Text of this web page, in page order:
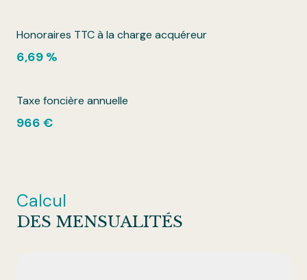
Honoraires TTC à la charge acquéreur
6,69 %
Taxe foncière annuelle
966 €
Calcul
DES MENSUALITÉS